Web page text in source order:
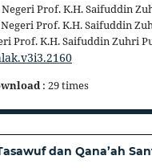
Prof. K.H. Saifuddin
Prof. K.H. Saifuddin
Prof. K.H. Saifuddin Zuhri
: 29 times
dan Qana’ah